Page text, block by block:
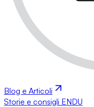
Blog e Articoli
Storie e consigli ENDU